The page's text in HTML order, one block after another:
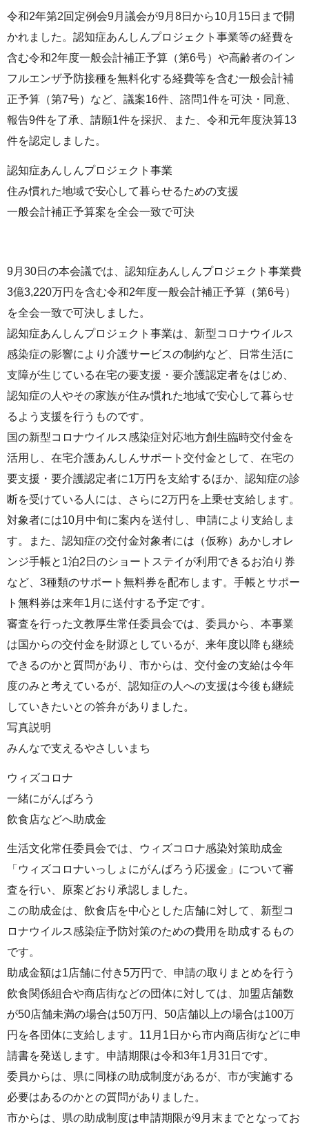
令和2年第2回定例会9月議会が9月8日から10月15日まで開
かれました。認知症あんしんプロジェクト事業等の経費を
含む令和2年度一般会計補正予算（第6号）や高齢者のイン
フルエンザ予防接種を無料化する経費等を含む一般会計補
正予算（第7号）など、議案16件、諮問1件を可決・同意、
報告9件を了承、請願1件を採択、また、令和元年度決算13
件を認定しました。
認知症あんしんプロジェクト事業
住み慣れた地域で安心して暮らせるための支援
一般会計補正予算案を全会一致で可決
9月30日の本会議では、認知症あんしんプロジェクト事業費
3億3,220万円を含む令和2年度一般会計補正予算（第6号）
を全会一致で可決しました。
認知症あんしんプロジェクト事業は、新型コロナウイルス
感染症の影響により介護サービスの制約など、日常生活に
支障が生じている在宅の要支援・要介護認定者をはじめ、
認知症の人やその家族が住み慣れた地域で安心して暮らせ
るよう支援を行うものです。
国の新型コロナウイルス感染症対応地方創生臨時交付金を
活用し、在宅介護あんしんサポート交付金として、在宅の
要支援・要介護認定者に1万円を支給するほか、認知症の診
断を受けている人には、さらに2万円を上乗せ支給します。
対象者には10月中旬に案内を送付し、申請により支給しま
す。また、認知症の交付金対象者には（仮称）あかしオレ
ンジ手帳と1泊2日のショートステイが利用できるお泊り券
など、3種類のサポート無料券を配布します。手帳とサポー
ト無料券は来年1月に送付する予定です。
審査を行った文教厚生常任委員会では、委員から、本事業
は国からの交付金を財源としているが、来年度以降も継続
できるのかと質問があり、市からは、交付金の支給は今年
度のみと考えているが、認知症の人への支援は今後も継続
していきたいとの答弁がありました。
写真説明
みんなで支えるやさしいまち
ウィズコロナ
一緒にがんばろう
飲食店などへ助成金
生活文化常任委員会では、ウィズコロナ感染対策助成金
「ウィズコロナいっしょにがんばろう応援金」について審
査を行い、原案どおり承認しました。
この助成金は、飲食店を中心とした店舗に対して、新型コ
ロナウイルス感染症予防対策のための費用を助成するもの
です。
助成金額は1店舗に付き5万円で、申請の取りまとめを行う
飲食関係組合や商店街などの団体に対しては、加盟店舗数
が50店舗未満の場合は50万円、50店舗以上の場合は100万
円を各団体に支給します。11月1日から市内商店街などに申
請書を発送します。申請期限は令和3年1月31日です。
委員からは、県に同様の助成制度があるが、市が実施する
必要はあるのかとの質問がありました。
市からは、県の助成制度は申請期限が9月末までとなってお